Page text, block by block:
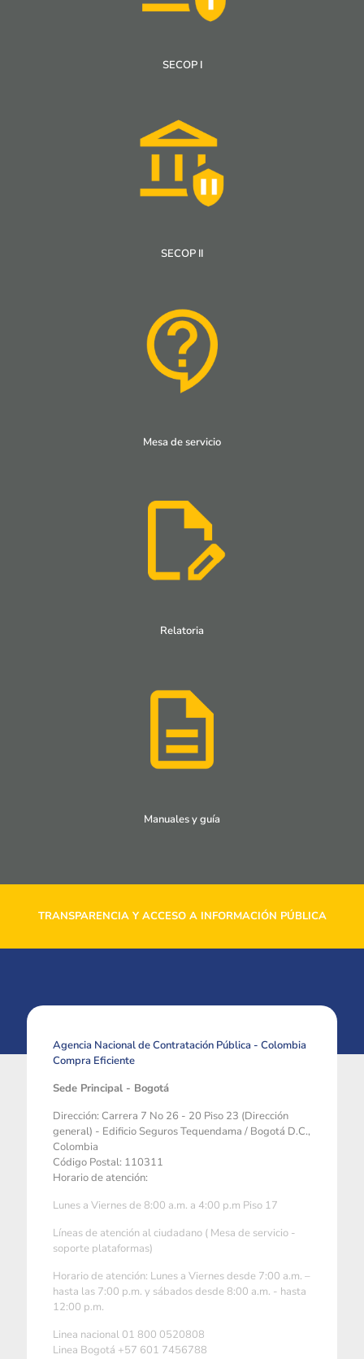
SECOP I
SECOP II
Mesa de servicio
Relatoria
Manuales y guía
TRANSPARENCIA Y ACCESO A INFORMACIÓN PÚBLICA
Agencia Nacional de Contratación Pública - Colombia
Compra Eficiente
Sede Principal - Bogotá
Dirección: Carrera 7 No 26 - 20 Piso 23 (Dirección
general) - Edificio Seguros Tequendama / Bogotá D.C.,
Colombia
Código Postal: 110311
Horario de atención:
Lunes a Viernes de 8:00 a.m. a 4:00 p.m Piso 17
Líneas de atención al ciudadano ( Mesa de servicio -
soporte plataformas)
Horario de atención: Lunes a Viernes desde 7:00 a.m. –
hasta las 7:00 p.m. y sábados desde 8:00 a.m. - hasta
12:00 p.m.
Linea nacional 01 800 0520808
Linea Bogotá +57 601 7456788